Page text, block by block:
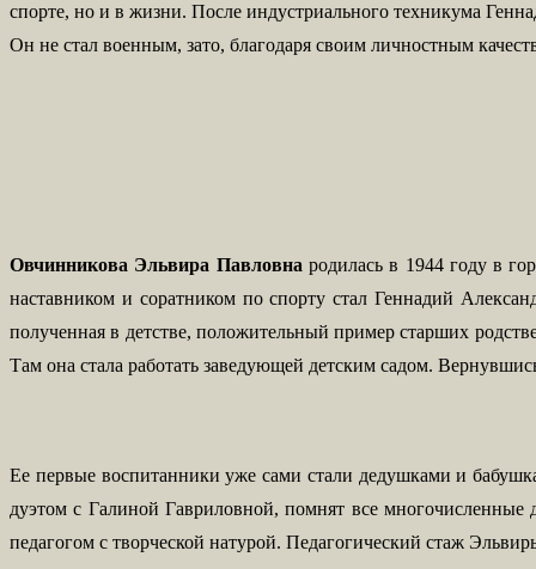
спорте, но и в жизни. После индустриального техникума
Он не стал военным, зато, благодаря своим личностным
Овчинникова Эльвира Павловна родилась в 1944 году в
наставником и соратником по спорту стал Геннадий
полученная в детстве, положительный пример старших
Там она стала работать заведующей детским садом.
Ее первые воспитанники уже сами стали дедушками и
дуэтом с Галиной Гавриловной, помнят все многочисленные
педагогом с творческой натурой. Педагогический стаж